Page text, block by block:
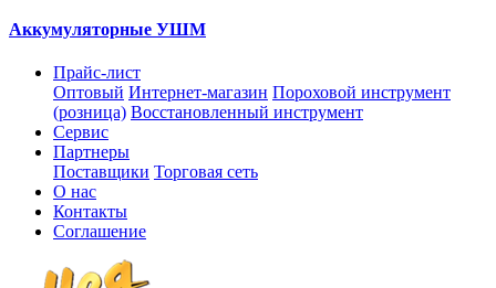
Аккумуляторные УШМ
Прайс-лист
Оптовый Интернет-магазин Пороховой инструмент
(розница) Восстановленный инструмент
Сервис
Партнеры
Поставщики Торговая сеть
О нас
Контакты
Соглашение